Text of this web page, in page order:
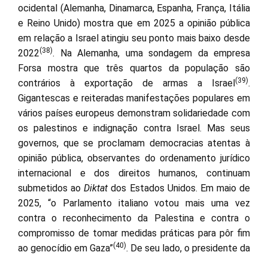
ocidental (Alemanha, Dinamarca, Espanha, França, Itália
e Reino Unido) mostra que em 2025 a opinião pública
em relação a Israel atingiu seu ponto mais baixo desde
2022(38). Na Alemanha, uma sondagem da empresa
Forsa mostra que três quartos da população são
contrários à exportação de armas a Israel (39).
Gigantescas e reiteradas manifestações populares em
vários países europeus demonstram solidariedade com
os palestinos e indignação contra Israel. Mas seus
governos, que se proclamam democracias atentas à
opinião pública, observantes do ordenamento jurídico
internacional e dos direitos humanos, continuam
submetidos aoDiktatdos Estados Unidos. Em maio de
2025, “o Parlamento italiano votou mais uma vez
contra o reconhecimento da Palestina e contra o
compromisso de tomar medidas práticas para pôr fim
ao genocídio em Gaza”(40). De seu lado, o presidente da